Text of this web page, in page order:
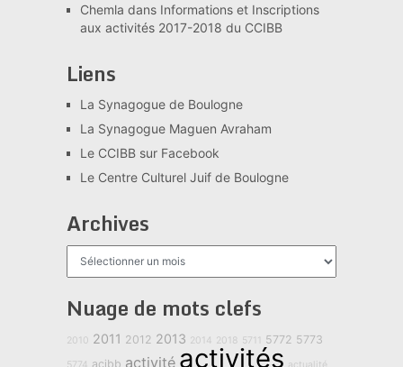
Chemla dans Informations et Inscriptions
aux activités 2017-2018 du CCIBB
Liens
La Synagogue de Boulogne
La Synagogue Maguen Avraham
Le CCIBB sur Facebook
Le Centre Culturel Juif de Boulogne
Archives
Archives
Nuage de mots clefs
2010 2011 2012 2013 2014 2018 5711 5772 5773
5774 acjbb activité activités actualité